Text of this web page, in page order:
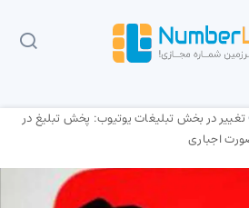
تغییر در بخش تبلیغات یوتیوب:‌ پخش تبلیغ در
اجباری